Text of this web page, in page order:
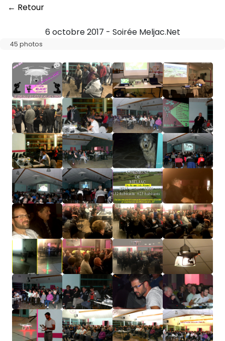
← Retour
6 octobre 2017 - Soirée Meljac.Net
45 photos